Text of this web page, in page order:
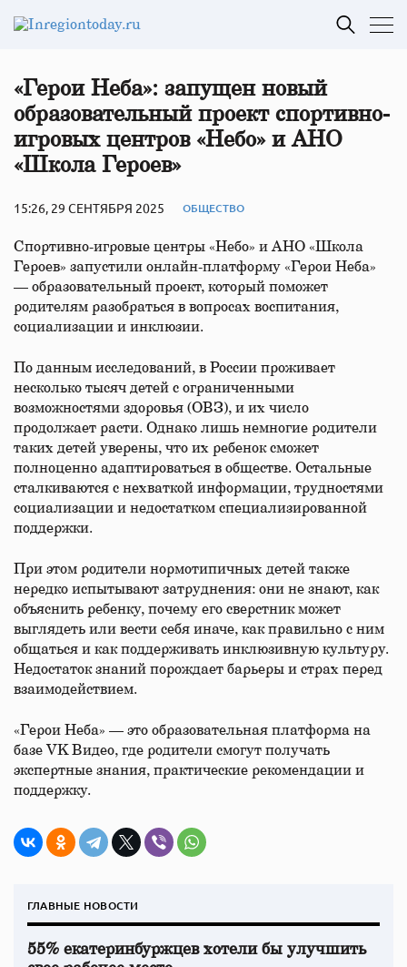
«Герои Неба»: запущен новый
образовательный проект спортивно-
игровых центров «Небо» и АНО
«Школа Героев»
15:26, 29 СЕНТЯБРЯ 2025 ОБЩЕСТВО
Спортивно-игровые центры «Небо» и АНО «Школа
Героев» запустили онлайн-платформу «Герои Неба»
— образовательный проект, который поможет
родителям разобраться в вопросах воспитания,
социализации и инклюзии.
По данным исследований, в России проживает
несколько тысяч детей с ограниченными
возможностями здоровья (ОВЗ), и их число
продолжает расти. Однако лишь немногие родители
таких детей уверены, что их ребенок сможет
полноценно адаптироваться в обществе. Остальные
сталкиваются с нехваткой информации, трудностями
социализации и недостатком специализированной
поддержки.
При этом родители нормотипичных детей также
нередко испытывают затруднения: они не знают, как
объяснить ребенку, почему его сверстник может
выглядеть или вести себя иначе, как правильно с ним
общаться и как поддерживать инклюзивную культуру.
Недостаток знаний порождает барьеры и страх перед
взаимодействием.
«Герои Неба» — это образовательная платформа на
базе VK Видео, где родители смогут получать
экспертные знания, практические рекомендации и
поддержку.
ГЛАВНЫЕ НОВОСТИ
55% екатеринбуржцев хотели бы улучшить